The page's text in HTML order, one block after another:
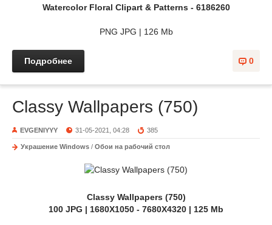
Watercolor Floral Clipart & Patterns - 6186260
PNG JPG | 126 Mb
0
Подробнее
Classy Wallpapers (750)
EVGENIYYY 31-05-2021, 04:28 385
Украшение Windows / Обои на рабочий стол
Classy Wallpapers (750)
100 JPG | 1680X1050 - 7680X4320 | 125 Mb